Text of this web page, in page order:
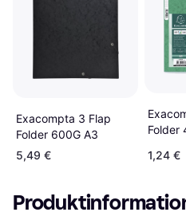
Exacompta 3 Flap
Folder 600G A3
5,49 €
Folder
1,24 €